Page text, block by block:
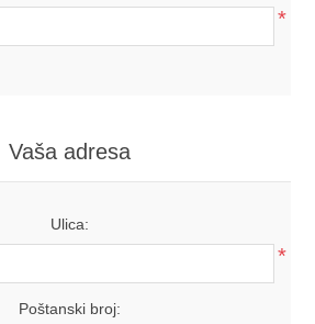
*
Vaša adresa
Ulica:
*
Poštanski broj: